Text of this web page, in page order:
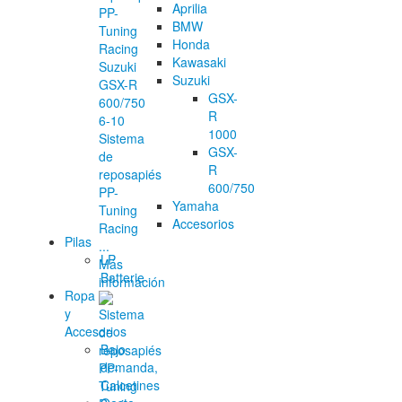
Aprilia
BMW
Honda
Kawasaki
Suzuki
GSX-
R
1000
GSX-
R
600/750
Yamaha
Accesorios
Pilas
LP
Batterie
Ropa
y
Accesorios
Bajo
demanda,
Calcetines
Sistema
de
reposapiés
PP-
Tuning
Racing
...
Más
información